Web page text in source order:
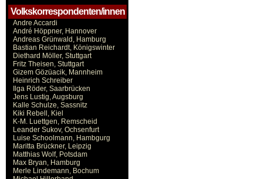
Volkskorrespondenten/innen
Andre Accardi
André Höppner, Hannover
Andreas Grünwald, Hamburg
Bastian Reichardt, Königswinter
Diethard Möller, Stuttgart
Fritz Theisen, Stuttgart
Gizem Gözüacik, Mannheim
Heinrich Schreiber
Ilga Röder, Saarbrücken
Jens Lustig, Augsburg
Kalle Schulze, Sassnitz
Kiki Rebell, Kiel
K-M. Luettgen, Remscheid
Leander Sukov, Ochsenfurt
Luise Schoolmann, Hambgurg
Maritta Brückner, Leipzig
Matthias Wolf, Potsdam
Max Bryan, Hamburg
Merle Lindemann, Bochum